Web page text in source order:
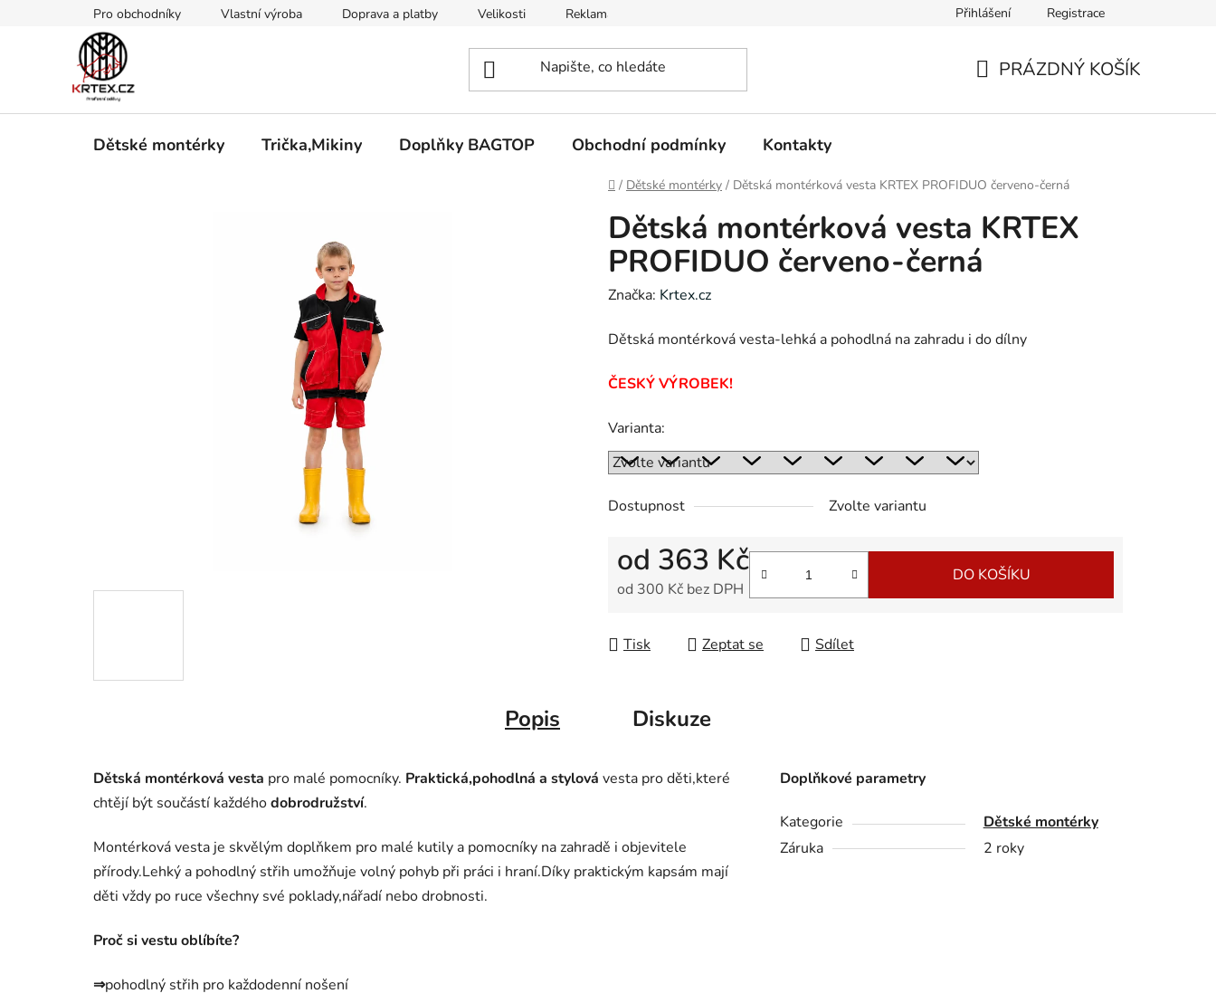
Pro obchodníky Vlastní výroba Doprava a platby Velikosti Reklamace a vrácení zboží Jak nakupovat Podmínky ochrany osobních údajů
Přihlášení Registrace
PRÁZDNÝ KOŠÍK
Dětské montérky Trička,Mikiny Doplňky BAGTOP Obchodní podmínky Kontakty
Domů
/ Dětské montérky / Dětská montérková vesta KRTEX PROFIDUO červeno-černá
Dětská montérková vesta KRTEX
PROFIDUO červeno-černá
Značka: Krtex.cz
Dětská montérková vesta-lehká a pohodlná na zahradu i do dílny
ČESKÝ VÝROBEK!
Varianta:
Dostupnost Zvolte variantu
od 363 Kč
od 300 Kč bez DPH
DO KOŠÍKU
Tisk Zeptat se Sdílet
Popis Diskuze
Dětská montérková vesta pro malé pomocníky. Praktická,pohodlná a stylová vesta pro děti,které
chtějí být součástí každéhodobrodružství.
Montérková vesta je skvělým doplňkem pro malé kutily a pomocníky na zahradě i objevitele
přírody.Lehký a pohodlný střih umožňuje volný pohyb při práci i hraní.Díky praktickým kapsám mají
děti vždy po ruce všechny své poklady,nářadí nebo drobnosti.
Proč si vestu oblíbíte?
⇒pohodlný střih pro každodenní nošení
Doplňkové parametry
Kategorie
Dětské montérky
Záruka
2 roky